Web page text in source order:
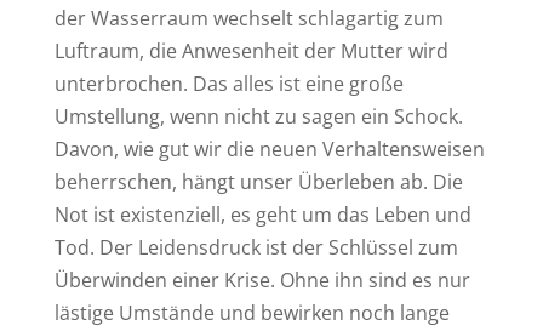
der Wasserraum wechselt schlagartig zum
Luftraum, die Anwesenheit der Mutter wird
unterbrochen. Das alles ist eine große
Umstellung, wenn nicht zu sagen ein Schock.
Davon, wie gut wir die neuen Verhaltensweisen
beherrschen, hängt unser Überleben ab. Die
Not ist existenziell, es geht um das Leben und
Tod. Der Leidensdruck ist der Schlüssel zum
Überwinden einer Krise. Ohne ihn sind es nur
lästige Umstände und bewirken noch lange